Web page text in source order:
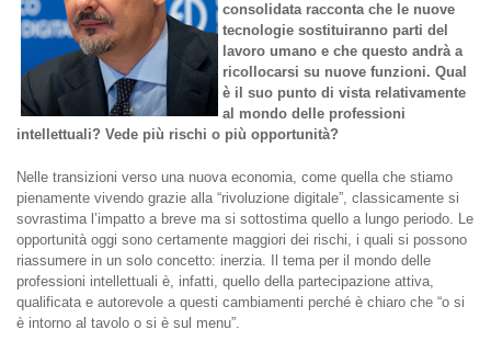
consolidata racconta che le nuove
tecnologie sostituiranno parti del
lavoro umano e che questo andrà a
ricollocarsi su nuove funzioni. Qual
è il suo punto di vista relativamente
al mondo delle professioni
intellettuali? Vede più rischi o più opportunità?
Nelle transizioni verso una nuova economia, come quella che stiamo
pienamente vivendo grazie alla “rivoluzione digitale”, classicamente si
sovrastima l’impatto a breve ma si sottostima quello a lungo periodo. Le
opportunità oggi sono certamente maggiori dei rischi, i quali si possono
riassumere in un solo concetto: inerzia. Il tema per il mondo delle
professioni intellettuali è, infatti, quello della partecipazione attiva,
qualificata e autorevole a questi cambiamenti perché è chiaro che “o si
è intorno al tavolo o si è sul menu”.